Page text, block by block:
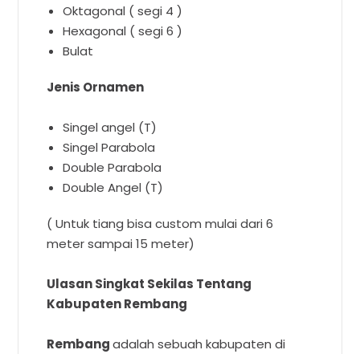
Oktagonal ( segi 4 )
Hexagonal ( segi 6 )
Bulat
Jenis Ornamen
Singel angel (T)
Singel Parabola
Double Parabola
Double Angel (T)
( Untuk tiang bisa custom mulai dari 6
meter sampai 15 meter)
Ulasan Singkat Sekilas Tentang
Kabupaten Rembang
Rembang adalah sebuah kabupaten di